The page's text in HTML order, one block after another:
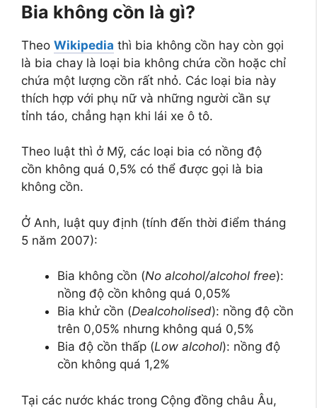
Bia không cồn là gì?
Theo Wikipedia thì bia không cồn hay còn gọi
là bia chay là loại bia không chứa cồn hoặc chỉ
chứa một lượng cồn rất nhỏ. Các loại bia này
thích hợp với phụ nữ và những người cần sự
tỉnh táo, chẳng hạn khi lái xe ô tô.
Theo luật thì ở Mỹ, các loại bia có nồng độ
cồn không quá 0,5% có thể được gọi là bia
không cồn.
Ở Anh, luật quy định (tính đến thời điểm tháng
5 năm 2007):
Bia không cồn (No alcohol/alcohol free):
nồng độ cồn không quá 0,05%
Bia khử cồn (Dealcoholised): nồng độ cồn
trên 0,05% nhưng không quá 0,5%
Bia độ cồn thấp (Low alcohol): nồng độ
cồn không quá 1,2%
Tại các nước khác trong Cộng đồng châu Âu,